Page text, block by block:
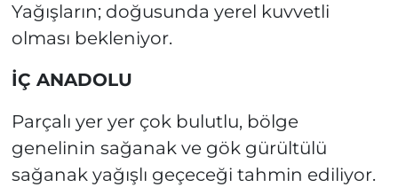
Yağışların; doğusunda yerel kuvvetli
olması bekleniyor.
İÇ ANADOLU
Parçalı yer yer çok bulutlu, bölge
genelinin sağanak ve gök gürültülü
sağanak yağışlı geçeceği tahmin ediliyor.